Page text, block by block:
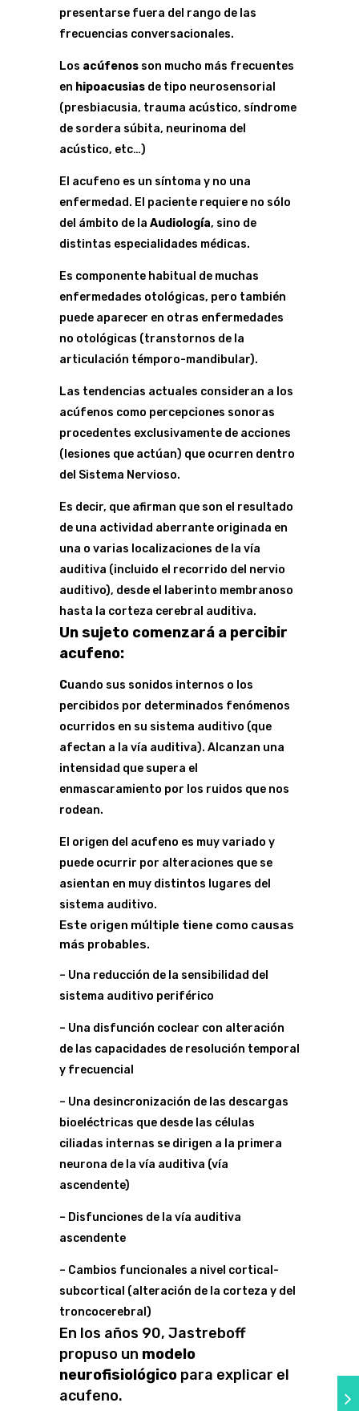
presentarse fuera del rango de las
frecuencias conversacionales.
Los acúfenos son mucho más frecuentes
en hipoacusias de tipo neurosensorial
(presbiacusia, trauma acústico, síndrome
de sordera súbita, neurinoma del
acústico, etc…)
El acufeno es un síntoma y no una
enfermedad. El paciente requiere no sólo
del ámbito de la Audiología, sino de
distintas especialidades médicas.
Es componente habitual de muchas
enfermedades otológicas, pero también
puede aparecer en otras enfermedades
no otológicas (transtornos de la
articulación témporo-mandibular).
Las tendencias actuales consideran a los
acúfenos como percepciones sonoras
procedentes exclusivamente de acciones
(lesiones que actúan) que ocurren dentro
del Sistema Nervioso.
Es decir, que afirman que son el resultado
de una actividad aberrante originada en
una o varias localizaciones de la vía
auditiva (incluido el recorrido del nervio
auditivo), desde el laberinto membranoso
hasta la corteza cerebral auditiva.
Un sujeto comenzará a percibir
acufeno:
Cuando sus sonidos internos o los
percibidos por determinados fenómenos
ocurridos en su sistema auditivo (que
afectan a la vía auditiva). Alcanzan una
intensidad que supera el
enmascaramiento por los ruidos que nos
rodean.
El origen del acufeno es muy variado y
puede ocurrir por alteraciones que se
asientan en muy distintos lugares del
sistema auditivo.
Este origen múltiple tiene como causas
más probables.
– Una reducción de la sensibilidad del
sistema auditivo periférico
– Una disfunción coclear con alteración
de las capacidades de resolución temporal
y frecuencial
– Una desincronización de las descargas
bioeléctricas que desde las células
ciliadas internas se dirigen a la primera
neurona de la vía auditiva (vía
ascendente)
– Disfunciones de la vía auditiva
ascendente
– Cambios funcionales a nivel cortical-
subcortical (alteración de la corteza y del
troncocerebral)
En los años 90, Jastreboff
propuso un modelo
neurofisiológico para explicar el
acufeno.